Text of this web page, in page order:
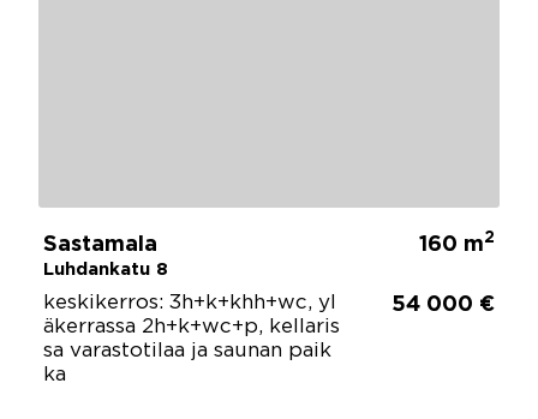
Sastamala
Luhdankatu 8
160 m2
keskikerros: 3h+k+khh+wc, yl
äkerrassa 2h+k+wc+p, kellaris
sa varastotilaa ja saunan paik
ka
54 000 €